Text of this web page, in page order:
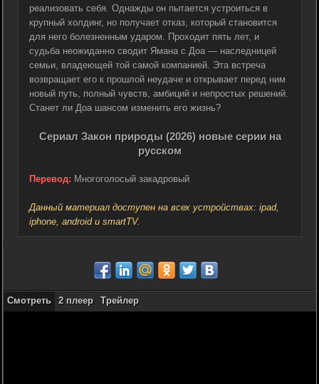
реализовать себя. Однажды он пытается устроиться в
крупный холдинг, но получает отказ, который становится
для него болезненным ударом. Проходит пять лет, и
судьба неожиданно сводит Ямана с Доа — наследницей
семьи, владеющей той самой компанией. Эта встреча
возвращает его к прошлой неудаче и открывает перед ним
новый путь, полный чувств, амбиций и непростых решений.
Станет ли Доа шансом изменить его жизнь?
Сериал Закон природы (2026) новые серии на
русском
Перевод: Многоголосый закадровый
Данный материал доступен на всех устройствах: ipad,
iphone, android и smartTV.
Смотреть 2 плеер Трейлер